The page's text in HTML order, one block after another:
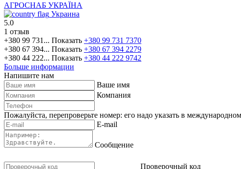
АГРОСНАБ УКРАЇНА
Украина
5.0
1 отзыв
+380 99 731... Показать +380 99 731 7370
+380 67 394... Показать +380 67 394 2279
+380 44 222... Показать +380 44 222 9742
Больше информации
Напишите нам
Ваше имя
Компания
Пожалуйста, перепроверьте номер: его надо указать в
E-mail
Сообщение
Проверочный код